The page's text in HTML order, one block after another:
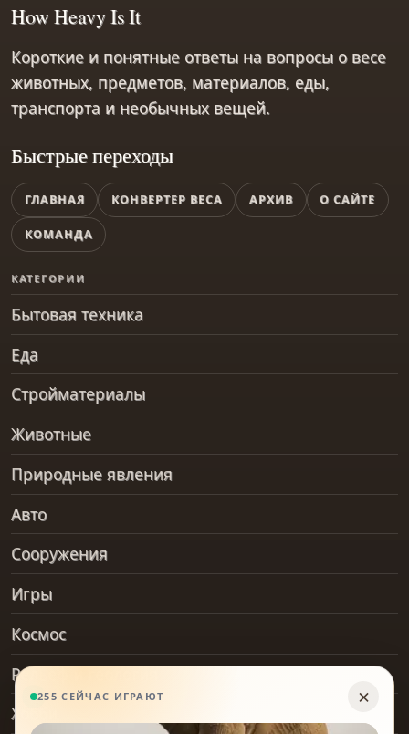
Быстрые переходы
ГЛАВНАЯ КОНВЕРТЕР ВЕСА АРХИВ О САЙТЕ
КОМАНДА
КАТЕГОРИИ
Бытовая техника
Еда
Стройматериалы
Животные
Природные явления
Авто
Сооружения
Игры
Космос
Рельеф и геология
Хобби
How Heavy Is It
Короткие и понятные ответы на вопросы о весе
животных, предметов, материалов, еды,
транспорта и необычных вещей.